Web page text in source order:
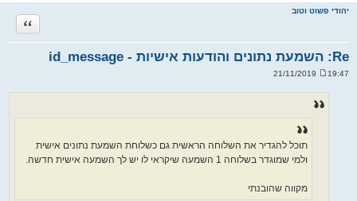
יהודי פשוט וטוב
Re: השמעת נתונים והודעות אישיות - id_message
ציטוט
י
ח
19:47 21/11/2019
תוכל להגדיר את השלוחה הראשית גם כשלוחת השמעת נתונים אישית
ולמי שמוגדר בשלוחה 1 השמעה שיקראי לו יש לך השמעה אישית חדשה.
מקווה שהובנתי